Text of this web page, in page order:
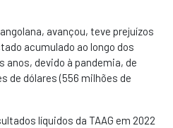
avançou, teve prejuízos
acumulado ao longo dos
anos, devido à pandemia, de
de dólares (556 milhões de
líquidos da TAAG em 2022